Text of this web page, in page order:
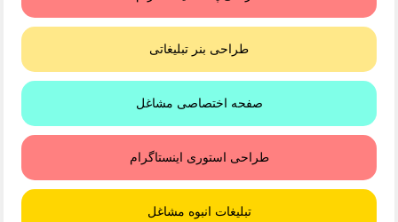
طراحی بنر تبلیغاتی
صفحه اختصاصی مشاغل
طراحی استوری اینستاگرام
تبلیغات انبوه مشاغل